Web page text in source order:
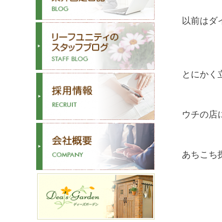
以前はダ
とにかく
ウチの店
あちこち